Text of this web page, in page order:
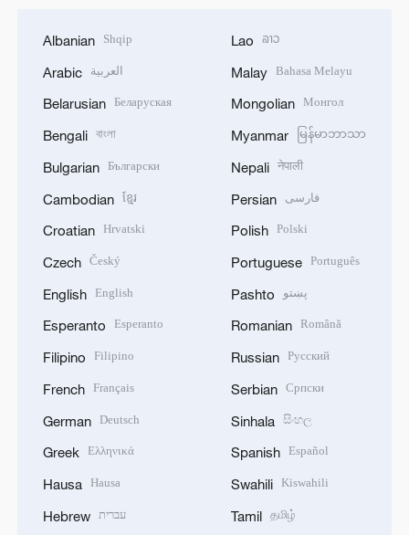
Albanian Shqip
Arabic العربية
Belarusian Беларуская
Bengali বাংলা
Bulgarian Български
Cambodian ខ្មែរ
Croatian Hrvatski
Czech Český
English English
Esperanto Esperanto
Filipino Filipino
French Français
German Deutsch
Greek Ελληνικά
Hausa Hausa
Hebrew עברית
Lao ລາວ
Malay Bahasa Melayu
Mongolian Монгол
Myanmar မြန်မာဘာသာ
Nepali नेपाली
Persian فارسی
Polish Polski
Portuguese Português
Pashto پښتو
Romanian Română
Russian Русский
Serbian Српски
Sinhala සිංහල
Spanish Español
Swahili Kiswahili
Tamil தமிழ்